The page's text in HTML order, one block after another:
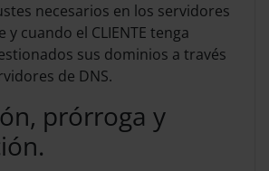
necesarios en los servidores
y cuando el CLIENTE tenga
sus dominios a través
de DNS.
prórroga y